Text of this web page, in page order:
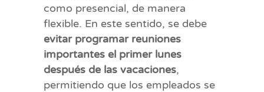
como presencial, de manera
flexible. En este sentido, se debe
evitar programar reuniones
importantes el primer lunes
después de las vacaciones,
permitiendo que los empleados se